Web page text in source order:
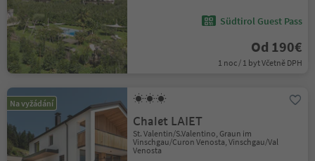
Südtirol Guest Pass
Od 190€
1 noc / 1 byt Včetně DPH
Na vyžádání
Chalet LAIET
St. Valentin/S.Valentino, Graun im
Vinschgau/Curon Venosta, Vinschgau/Val
Venosta